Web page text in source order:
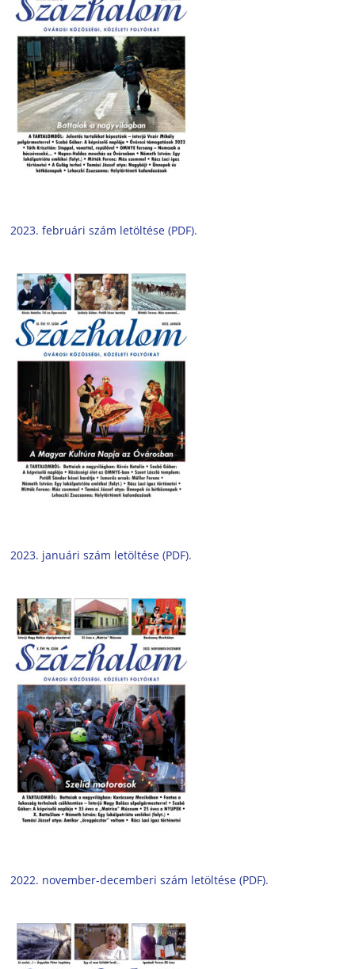
2023. februári szám letöltése (PDF).
2023. januári szám letöltése (PDF).
2022. november-decemberi szám letöltése (PDF).